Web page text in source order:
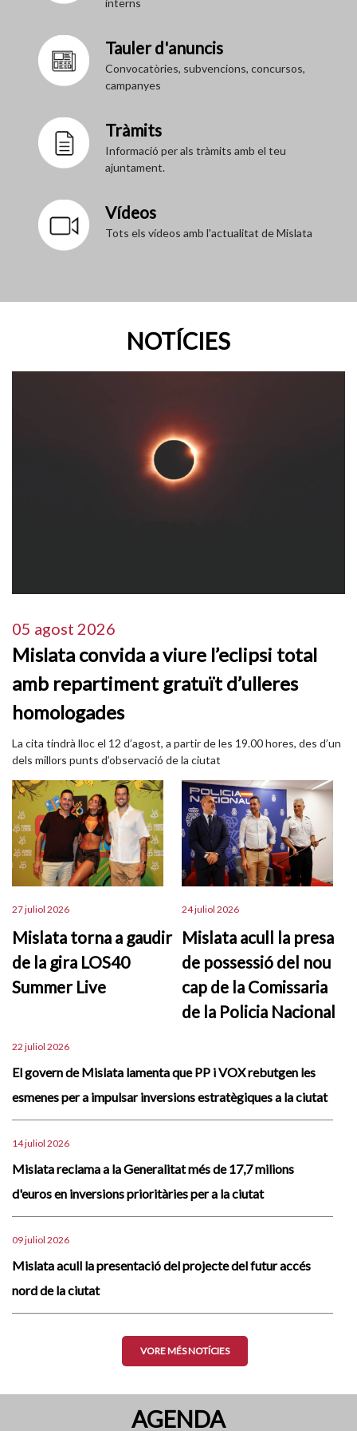
Tauler d'anuncis
Convocatòries, subvencions, concursos,
campanyes
Tràmits
Informació per als tràmits amb el teu
ajuntament.
Vídeos
Tots els vídeos amb l'actualitat de Mislata
NOTÍCIES
05 agost 2026
Mislata convida a viure l’eclipsi total
amb repartiment gratuït d’ulleres
homologades
La cita tindrà lloc el 12 d’agost, a partir de les 19.00 hores, des d’un
dels millors punts d’observació de la ciutat
27 juliol 2026
Mislata torna a gaudir
de la gira LOS40
Summer Live
24 juliol 2026
Mislata acull la presa
de possessió del nou
cap de la Comissaria
de la Policia Nacional
22 juliol 2026
El govern de Mislata lamenta que PP i VOX rebutgen les
esmenes per a impulsar inversions estratègiques a la ciutat
14 juliol 2026
Mislata reclama a la Generalitat més de 17,7 milions
d'euros en inversions prioritàries per a la ciutat
09 juliol 2026
Mislata acull la presentació del projecte del futur accés
nord de la ciutat
VORE MÉS NOTÍCIES
AGENDA